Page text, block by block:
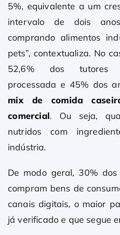
5%, equivalente a um
intervalo de dois
comprando alimentos
pets”, contextualiza. No
52,6% dos tutores
processada e 45% dos
mix de comida
comercial. Ou seja,
nutridos com
indústria.
De modo geral, 30%
compram bens de
canais digitais, o maior
já verificado e que segue